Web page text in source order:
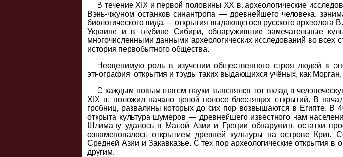
В течение XIX и первой половины XX в. археологические
Вэнь-чжуном останков синантропа — древнейшего человека,
биологического вида,— открытия выдающегося русского археолога
Украине и в глубине Сибири, обнаружившие замечательные
многочисленными данными археологических исследований во всех
история первобытного общества.
Неоценимую роль в изучении общественного строя людей в
этнография, открытия и труды таких выдающихся учёных, как
С каждым новым шагом науки выяснялся тот вклад в
XIX в. положил начало целой полосе блестящих открытий. В
гробниц, развалины которых до сих пор возвышаются в Египте. В
открыта культура шумеров — древнейшего известного нам
Шлиману удалось в Малой Азии и Греции обнаружить остатки
ознаменовалось открытием древней культуры на острове Крит.
Средней Азии и Закавказье. С тех пор археологические открытия
другим.